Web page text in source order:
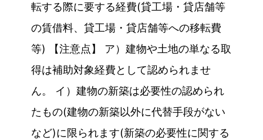
転する際に要する経費(貸工場・貸店舗等
の賃借料、貸工場・貸店舗等への移転費
等) 【注意点】 ア）建物や土地の単なる取
得は補助対象経費として認められませ
ん。 イ）建物の新築は必要性の認められ
たもの(建物の新築以外に代替手段がない
など)に限られます(新築の必要性に関する